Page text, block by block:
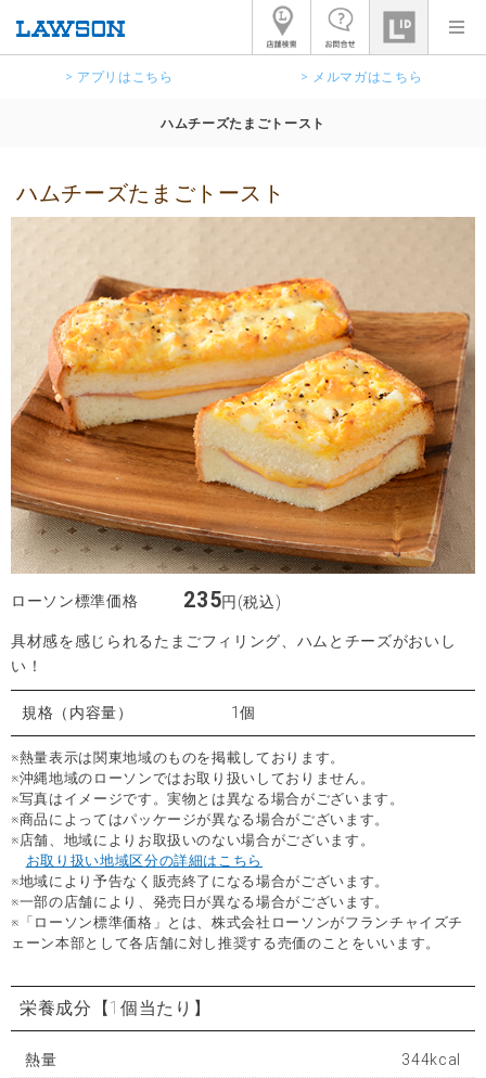
> アプリはこちら > メルマガはこちら
ハムチーズたまごトースト
ハムチーズたまごトースト
ローソン標準価格 235円(税込)
具材感を感じられるたまごフィリング、ハムとチーズがおいし
い！
規格（内容量） 1個
※熱量表示は関東地域のものを掲載しております。
※沖縄地域のローソンではお取り扱いしておりません。
※写真はイメージです。実物とは異なる場合がございます。
※商品によってはパッケージが異なる場合がございます。
※店舗、地域によりお取扱いのない場合がございます。
お取り扱い地域区分の詳細はこちら
※地域により予告なく販売終了になる場合がございます。
※一部の店舗により、発売日が異なる場合がございます。
※「ローソン標準価格」とは、株式会社ローソンがフランチャイズチ
ェーン本部として各店舗に対し推奨する売価のことをいいます。
栄養成分 【1個当たり】
熱量 344kcal